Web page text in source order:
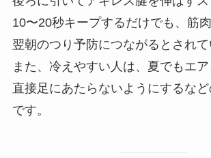
10〜20秒キープするだけでも、筋肉
翌朝のつり予防につながるとされて
また、冷えやすい人は、夏でもエ
直接足にあたらないようにするな
です。